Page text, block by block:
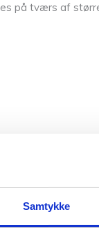
Samtykke
på tværs af